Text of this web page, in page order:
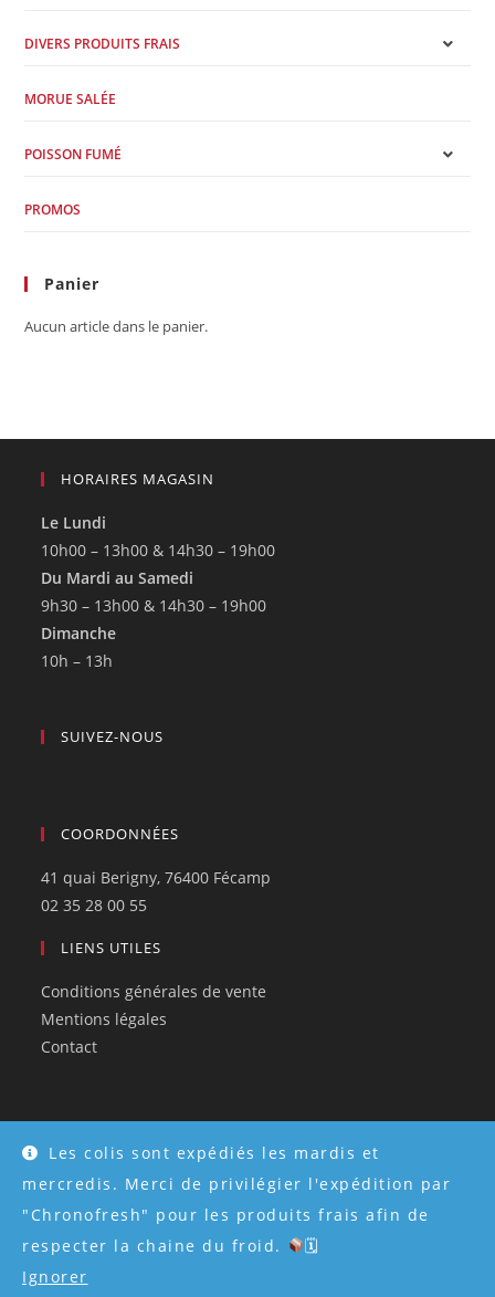
Les colis sont expédiés les mardis et
mercredis. Merci de privilégier l'expédition par
"Chronofresh" pour les produits frais afin de
respecter la chaine du froid.
🗓
Ignorer
DIVERS PRODUITS FRAIS
MORUE SALÉE
POISSON FUMÉ
PROMOS
Panier
Aucun article dans le panier.
HORAIRES MAGASIN
Le Lundi
10h00 – 13h00 & 14h30 – 19h00
Du Mardi au Samedi
9h30 – 13h00 & 14h30 – 19h00
Dimanche
10h – 13h
SUIVEZ-NOUS
COORDONNÉES
41 quai Berigny, 76400 Fécamp
02 35 28 00 55
LIENS UTILES
Conditions générales de vente
Mentions légales
Contact